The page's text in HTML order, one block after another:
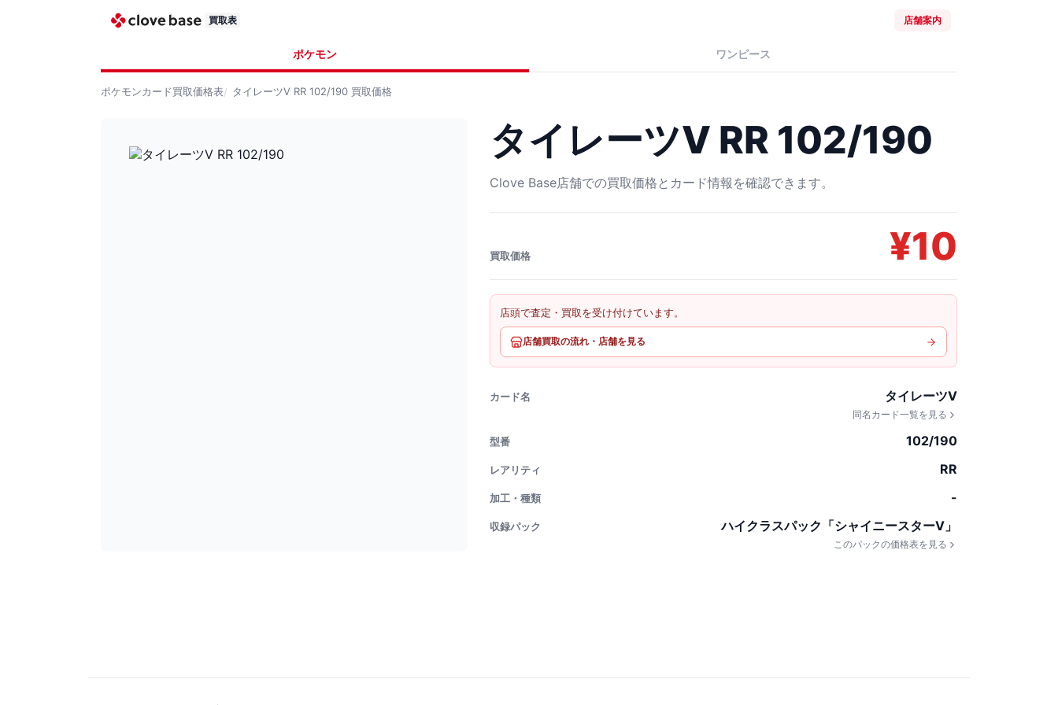
買取表 店舗案内
ポケモン ワンピース
ポケモンカード買取価格表 タイレーツV RR 102/190 買取価格
タイレーツV RR 102/190
Clove Base店舗での買取価格とカード情報を確認できます。
買取価格 ¥10
店頭で査定・買取を受け付けています。
店舗買取の流れ・店舗を見る
カード名 タイレーツV
同名カード一覧を見る
型番 102/190
レアリティ RR
加工・種類 -
収録パック ハイクラスパック「シャイニースターV」
このパックの価格表を見る